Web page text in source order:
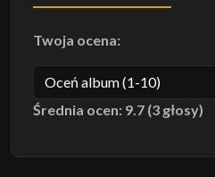
Twoja ocena:
Średnia ocen: 9.7 (3 głosy)